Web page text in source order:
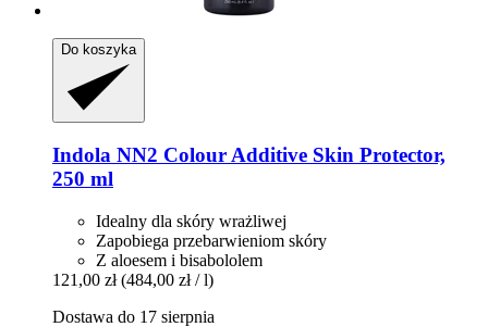
Do koszyka
Indola NN2 Colour Additive Skin Protector,
250 ml
Idealny dla skóry wrażliwej
Zapobiega przebarwieniom skóry
Z aloesem i bisabololem
121,00 zł (484,00 zł / l)
Dostawa do 17 sierpnia